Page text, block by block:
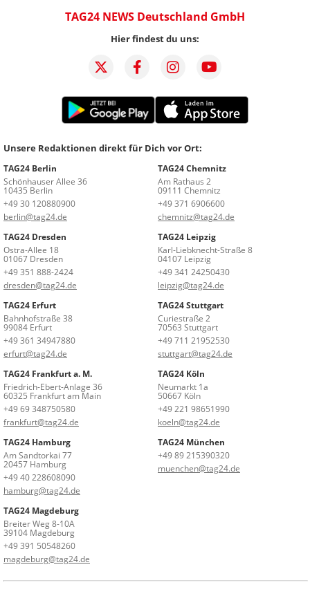
TAG24 NEWS Deutschland GmbH
Hier findest du uns:
Unsere Redaktionen direkt für Dich vor Ort:
TAG24 Berlin
Schönhauser Allee 36
10435 Berlin
+49 30 120880900
berlin@tag24.de
TAG24 Chemnitz
Am Rathaus 2
09111 Chemnitz
+49 371 6906600
chemnitz@tag24.de
TAG24 Dresden
Ostra-Allee 18
01067 Dresden
+49 351 888-2424
dresden@tag24.de
TAG24 Leipzig
Karl-Liebknecht-Straße 8
04107 Leipzig
+49 341 24250430
leipzig@tag24.de
TAG24 Erfurt
Bahnhofstraße 38
99084 Erfurt
+49 361 34947880
erfurt@tag24.de
TAG24 Stuttgart
Curiestraße 2
70563 Stuttgart
+49 711 21952530
stuttgart@tag24.de
TAG24 Frankfurt a. M.
Friedrich-Ebert-Anlage 36
60325 Frankfurt am Main
+49 69 348750580
frankfurt@tag24.de
TAG24 Köln
Neumarkt 1a
50667 Köln
+49 221 98651990
koeln@tag24.de
TAG24 Hamburg
Am Sandtorkai 77
20457 Hamburg
+49 40 228608090
hamburg@tag24.de
TAG24 München
+49 89 215390320
muenchen@tag24.de
TAG24 Magdeburg
Breiter Weg 8-10A
39104 Magdeburg
+49 391 50548260
magdeburg@tag24.de